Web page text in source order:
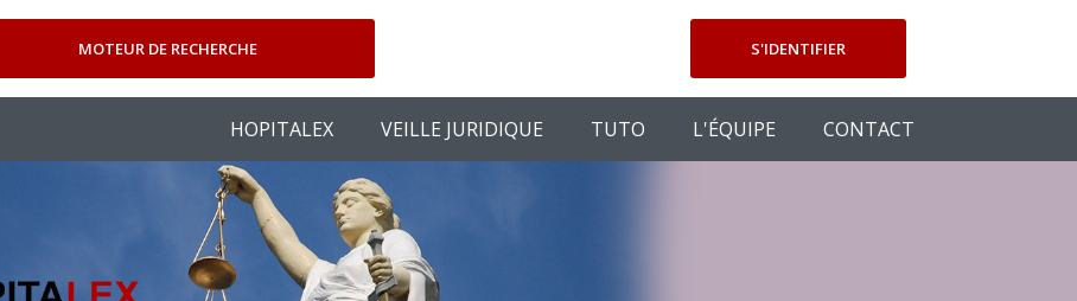
MOTEUR DE RECHERCHE S'IDENTIFIER
HOPITALEX VEILLE JURIDIQUE TUTO L'ÉQUIPE CONTACT